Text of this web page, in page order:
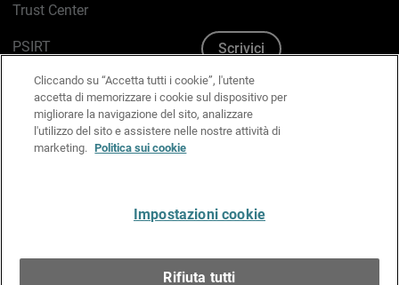
Trust Center
PSIRT
Politica sui cookie
Informativa sulla privacy
Kit Media & Brand
Scrivici
Cliccando su “Accetta tutti i cookie”, l'utente
accetta di memorizzare i cookie sul dispositivo per
migliorare la navigazione del sito, analizzare
l'utilizzo del sito e assistere nelle nostre attività di
marketing. Politica sui cookie
Impostazioni cookie
Rifiuta tutti